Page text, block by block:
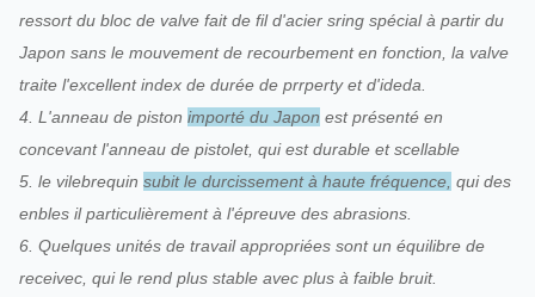
ressort du bloc de valve fait de fil d'acier sring spécial à partir du
Japon sans le mouvement de recourbement en fonction, la valve
traite l'excellent index de durée de prrperty et d'ideda.
4. L'anneau de piston importé du Japon est présenté en
concevant l'anneau de pistolet, qui est durable et scellable
5. le vilebrequin subit le durcissement à haute fréquence, qui des
enbles il particulièrement à l'épreuve des abrasions.
6. Quelques unités de travail appropriées sont un équilibre de
receivec, qui le rend plus stable avec plus à faible bruit.